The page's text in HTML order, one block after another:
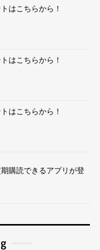
はこちらから！
はこちらから！
はこちらから！
購読できるアプリが登